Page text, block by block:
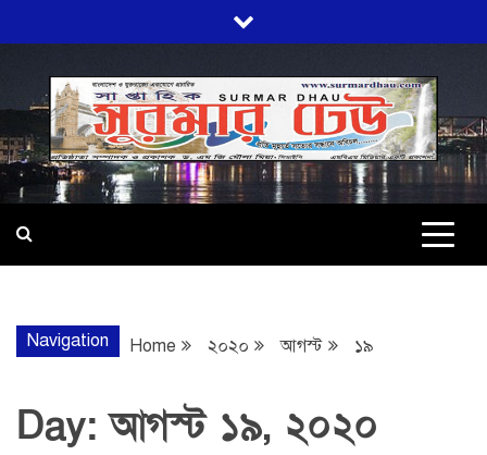
to
content
প্রতি মূহুর্তে সত্যের সন্ধানে অবিচল…
Navigation Home ২০২০ আগস্ট ১৯
Day:আগস্ট ১৯, ২০২০